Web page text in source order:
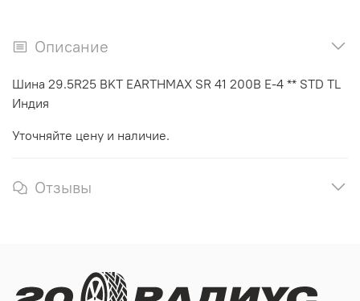
Описание
Шина 29.5R25 BKT EARTHMAX SR 41 200B E-4 ** STD TL
Индия
Уточняйте цену и наличие.
Отзывы